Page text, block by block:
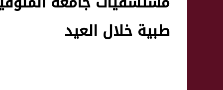
طبية خلال العيد